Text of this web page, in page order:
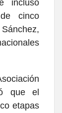
incluso
cinco
que el
etapas